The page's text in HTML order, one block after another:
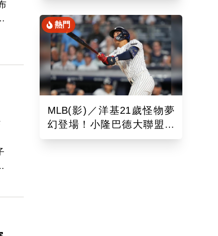
熱門
MLB(影)／洋基21歲怪物夢
幻登場！小隆巴德大聯盟首
秀開轟 弟弟職業首戰也炸